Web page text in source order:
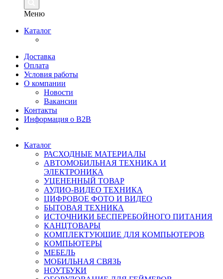
Меню
Каталог
Доставка
Оплата
Условия работы
О компании
Новости
Вакансии
Контакты
Информация о B2B
Каталог
РАСХОДНЫЕ МАТЕРИАЛЫ
АВТОМОБИЛЬНАЯ ТЕХНИКА И
ЭЛЕКТРОНИКА
УЦЕНЕННЫЙ ТОВАР
АУДИО-ВИДЕО ТЕХНИКА
ЦИФРОВОЕ ФОТО И ВИДЕО
БЫТОВАЯ ТЕХНИКА
ИСТОЧНИКИ БЕСПЕРЕБОЙНОГО ПИТАНИЯ
КАНЦТОВАРЫ
КОМПЛЕКТУЮЩИЕ ДЛЯ КОМПЬЮТЕРОВ
КОМПЬЮТЕРЫ
МЕБЕЛЬ
МОБИЛЬНАЯ СВЯЗЬ
НОУТБУКИ